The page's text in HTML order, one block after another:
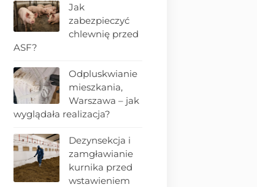
Jak
zabezpieczyć
chlewnię przed
ASF?
Odpluskwianie
mieszkania,
Warszawa – jak
wyglądała realizacja?
Dezynsekcja i
zamgławianie
kurnika przed
wstawieniem